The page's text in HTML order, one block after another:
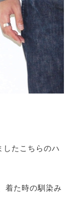
たこちらのハ
着た時の馴染み